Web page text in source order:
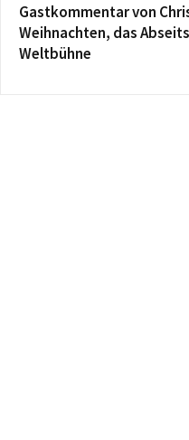
Gastkommentar von
Weihnachten, das
Weltbühne